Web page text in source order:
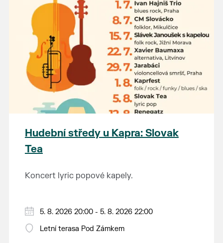
Hudební středy u Kapra: Slovak
Tea
Koncert lyric popové kapely.
5. 8. 2026 20:00 - 5. 8. 2026 22:00
Letní terasa Pod Zámkem